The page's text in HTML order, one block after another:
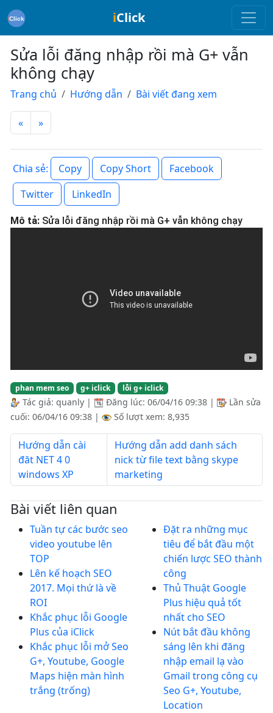
iClick
Sửa lỗi đăng nhập rồi mà G+ vẫn
không chạy
Trang chủ Hướng dẫn Bài viết đang xem
« »
Chia sẻ: Copy Copy Short
Facebook
Twitter
LinkedIn
Mô tả: Sửa lỗi đăng nhập rồi mà G+ vẫn không chạy
phan mem seo g+ iclick lỗi g+ iclick
Tác giả: quanly | Đăng lúc: 06/04/16 09:38 |
Lần sửa
cuối: 06/04/16 09:38 | Số lượt xem: 8,935
Hướng dẫn cài
đăt NET 4 0
windows XP
Hướng dẫn add danh sách
nick từ file text bằng skype
marketing
Bài viết liên quan
Tuần tự các bước seo
video youtube lên
TOP
Lên kế hoạch SEO
2017. Mọi thứ là về
ROI
Khắc phục lỗi Google
Plus của iClick
Khắc phục lỗi mở Seo
G+, Youtube, Google
Maps hiện màn hình
trắng (trống)
Đặt ra những mục
tiêu để bắt đầu một
chiến lược SEO thành
công
Thủ Thuật Google
Plus hiệu quả tốt
nhất cho SEO
Nút bắt đầu không
sáng lên khi đăng
nhập email lạ vào
Gmail trong công cụ
Seo G+, Youtube,
Location